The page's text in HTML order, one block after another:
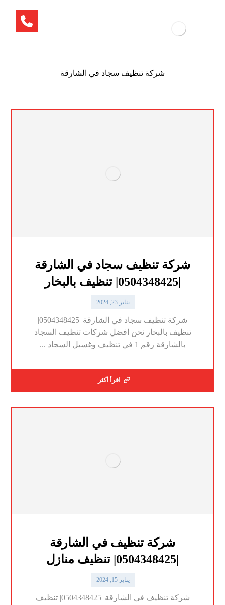
شركة تنظيف سجاد في الشارقة
شركة تنظيف سجاد في الشارقة
|0504348425| تنظيف بالبخار
يناير 23, 2024
شركة تنظيف سجاد في الشارقة |0504348425|
تنظيف بالبخار نحن افضل شركات تنظيف السجاد
بالشارقة رقم 1 في تنظيف وغسيل السجاد ...
اقرأ أكثر
شركة تنظيف في الشارقة
يناير 15, 2024
شركة تنظيف في الشارقة |0504348425| تنظيف